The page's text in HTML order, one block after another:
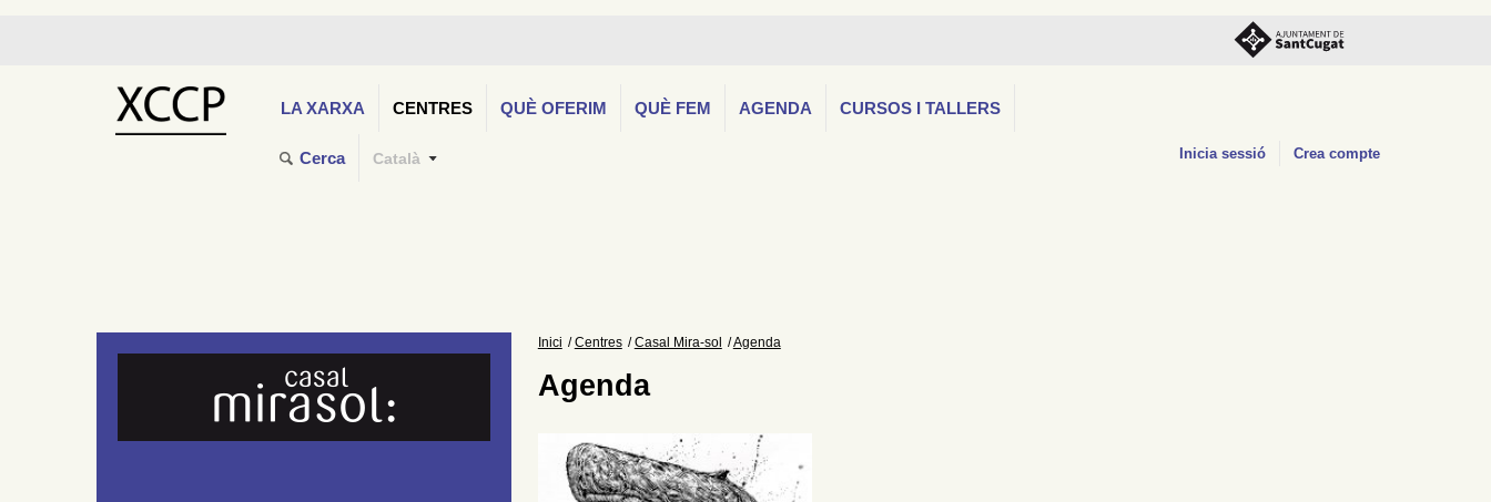
LA XARXA CENTRES QUÈ OFERIM QUÈ FEM AGENDA CURSOS I TALLERS
Cerca Català Inicia sessió Crea compte
Inici Centres Casal Mira-sol Agenda
Agenda